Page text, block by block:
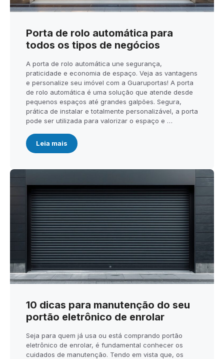
Porta de rolo automática para
todos os tipos de negócios
A porta de rolo automática une segurança,
praticidade e economia de espaço. Veja as vantagens
e personalize seu imóvel com a Guaruportas! A porta
de rolo automática é uma solução que atende desde
pequenos espaços até grandes galpões. Segura,
prática de instalar e totalmente personalizável, a porta
pode ser utilizada para valorizar o espaço e …
Leia mais
10 dicas para manutenção do seu
portão eletrônico de enrolar
Seja para quem já usa ou está comprando portão
eletrônico de enrolar, é fundamental conhecer os
cuidados de manutenção. Tendo em vista que, os